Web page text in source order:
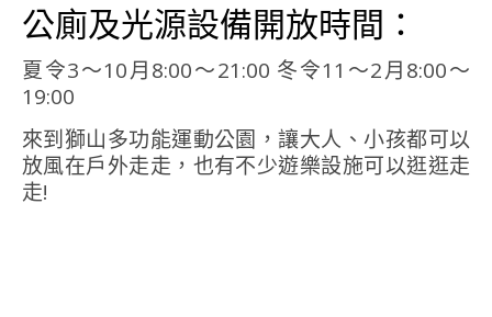
公廁及光源設備開放時間：
夏令3～10月8:00～21:00 冬令11～2月8:00～
19:00
來到獅山多功能運動公園，讓大人、小孩都可以
放風在戶外走走，也有不少遊樂設施可以逛逛走
走!